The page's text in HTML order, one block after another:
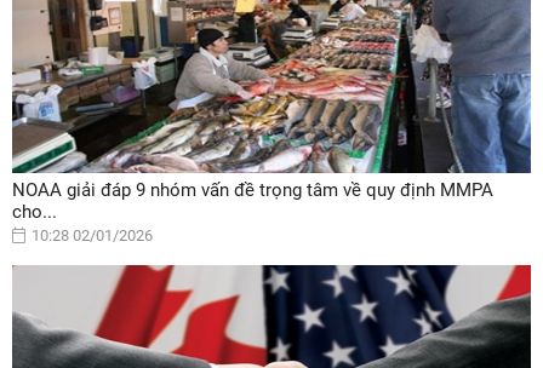
NOAA giải đáp 9 nhóm vấn đề trọng tâm về quy định MMPA
cho...
10:28 02/01/2026